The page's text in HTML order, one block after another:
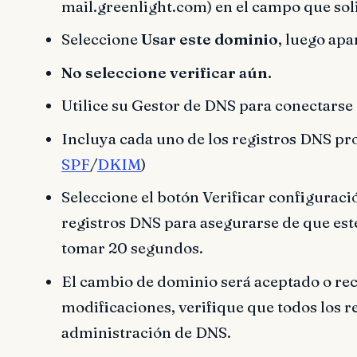
mail.greenlight.com) en el campo que
SeleccioneUsar este dominio, luego
No seleccione verificar aún.
Utilice su Gestor de DNS para
Incluya cada uno de los registros DNS
SPF/DKIM)
Seleccione el botón Verificar
registros DNS para asegurarse de que
tomar 20 segundos.
El cambio de dominio será aceptado o
modificaciones, verifique que todos los
administración de DNS.